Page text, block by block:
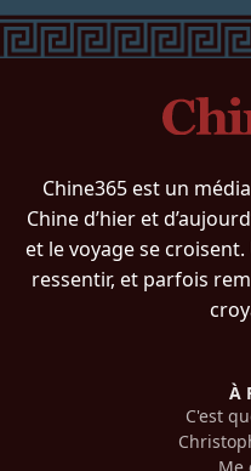
Chine365 est un
Chine d’hier et
et le voyage se
ressentir, et parfois
À
C'est